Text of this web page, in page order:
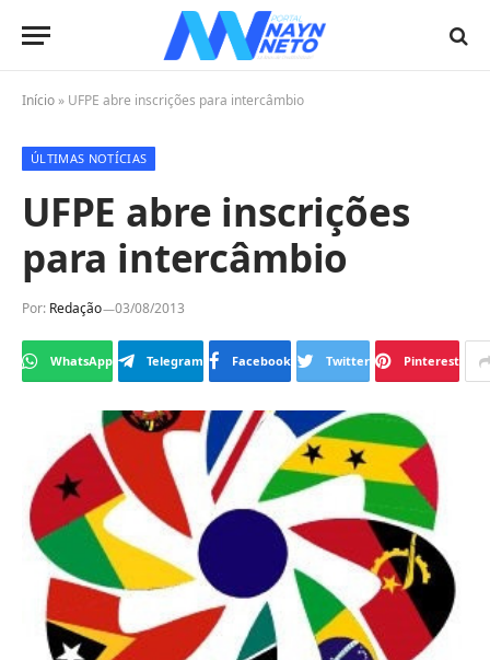
Início » UFPE abre inscrições para intercâmbio
ÚLTIMAS NOTÍCIAS
UFPE abre inscrições
para intercâmbio
Por: Redação 03/08/2013
WhatsApp Telegram Facebook Twitter Pinterest